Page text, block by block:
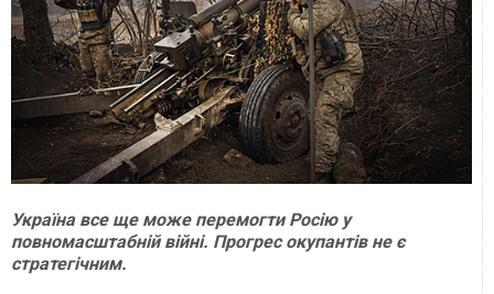
Україна все ще може перемогти Росію у
повномасштабній війні. Прогрес окупантів не є
стратегічним.